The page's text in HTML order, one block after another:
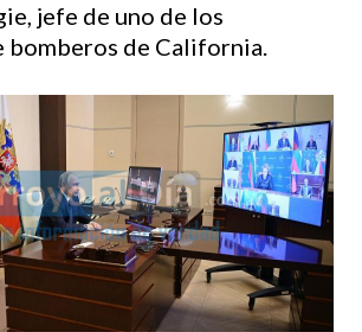
jefe de uno de los
bomberos de California.